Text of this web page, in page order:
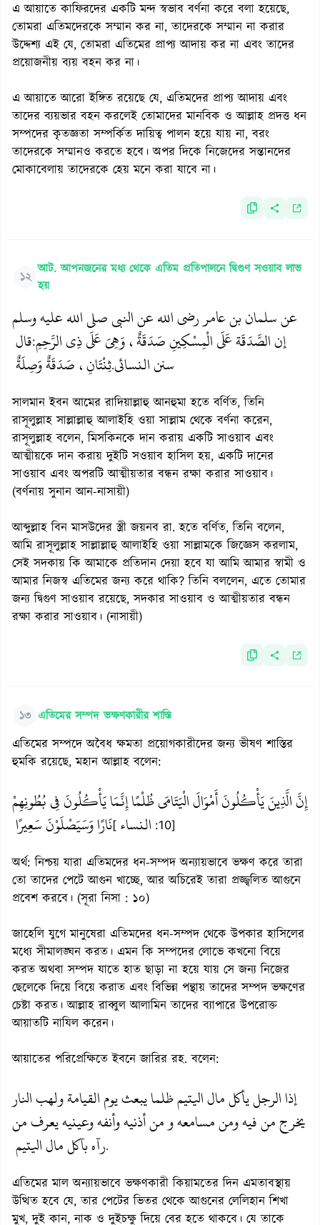
এ আয়াতে কাফিরদের একটি মন্দ স্বভাব বর্ণনা করে বলা হয়েছে,
তোমরা এতিমদেরকে সম্মান কর না, তাদেরকে সম্মান না করার
উদ্দেশ্য এই যে, তোমরা এতিমের প্রাপ্য আদায় কর না এবং তাদের
প্রয়োজনীয় ব্যয় বহন কর না।
এ আয়াতে আরো ইঙ্গিত রয়েছে যে, এতিমদের প্রাপ্য আদায় এবং
তাদের ব্যয়ভার বহন করলেই তোমাদের মানবিক ও আল্লাহ প্রদত্ত ধন
সম্পদের কৃতজ্ঞতা সম্পর্কিত দায়িত্ব পালন হয়ে যায় না, বরং
তাদেরকে সম্মানও করতে হবে। অপর দিকে নিজেদের সন্তানদের
মোকাবেলায় তাদেরকে হেয় মনে করা যাবে না।
১২
আট. আপনজনের মধ্য থেকে এতিম প্রতিপালনে দ্বিগুণ সওয়াব লাভ
হয়
عن سلمان بن عامر رضي الله عن النبي صلى الله عليه وسلم
قال:إن الصَّدَقَة عَلَى الْمِسْكِينِ صَدَقَةٌ، وَهِيَ عَلَى ذِي الرَّحِمِ
ثِنْتَانِ، صَدَقَةٌ وَصِلَةٌ.سنن النسائي
সালমান ইবন আমের রাদিয়াল্লাহু আনহুমা হতে বর্ণিত, তিনি
রাসূলুল্লাহ সাল্লাল্লাহু আলাইহি ওয়া সাল্লাম থেকে বর্ণনা করেন,
রাসূলুল্লাহ বলেন, মিসকিনকে দান করায় একটি সাওয়াব এবং
আত্মীয়কে দান করায় দুইটি সওয়াব হাসিল হয়, একটি দানের
সাওয়াব এবং অপরটি আত্মীয়তার বন্ধন রক্ষা করার সাওয়াব।
(বর্ণনায় সুনান আন-নাসায়ী)
আব্দুল্লাহ বিন মাসউদের স্ত্রী জয়নব রা. হতে বর্ণিত, তিনি বলেন,
আমি রাসূলুল্লাহ সাল্লাল্লাহু আলাইহি ওয়া সাল্লামকে জিজ্ঞেস করলাম,
সেই সদকায় কি আমাকে প্রতিদান দেয়া হবে যা আমি আমার স্বামী ও
আমার নিজস্ব এতিমের জন্য করে থাকি? তিনি বললেন, এতে তোমার
জন্য দ্বিগুণ সাওয়াব রয়েছে, সদকার সাওয়াব ও আত্মীয়তার বন্ধন
রক্ষা করার সাওয়াব। (নাসায়ী)
১৩ এতিমের সম্পদ ভক্ষণকারীর শাস্তি
এতিমের সম্পদে অবৈধ ক্ষমতা প্রয়োগকারীদের জন্য ভীষণ শাস্তির
হুমকি রয়েছে, মহান আল্লাহ বলেন:
إِنَّ الَّذِينَ يَأْكُلُونَ أَمْوَالَ الْيَتَامَى ظُلْمًا إِنَّمَا يَأْكُلُونَ فِي بُطُونِهِمْ
نَارًا وَسَيَصْلَوْنَ سَعِيرًا[ النساء :10]
অর্থ: নিশ্চয় যারা এতিমদের ধন-সম্পদ অন্যায়ভাবে ভক্ষণ করে তারা
তো তাদের পেটে আগুন খাচ্ছে, আর অচিরেই তারা প্রজ্জ্বলিত আগুনে
প্রবেশ করবে। (সূরা নিসা : ১০)
জাহেলি যুগে মানুষেরা এতিমদের ধন-সম্পদ থেকে উপকার হাসিলের
মধ্যে সীমালঙ্ঘন করত। এমন কি সম্পদের লোভে কখনো বিয়ে
করত অথবা সম্পদ যাতে হাত ছাড়া না হয়ে যায় সে জন্য নিজের
ছেলেকে দিয়ে বিয়ে করাত এবং বিভিন্ন পন্থায় তাদের সম্পদ ভক্ষণের
চেষ্টা করত। আল্লাহ রাব্বুল আলামিন তাদের ব্যাপারে উপরোক্ত
আয়াতটি নাযিল করেন।
আয়াতের পরিপ্রেক্ষিতে ইবনে জারির রহ. বলেন:
إذا الرجل يأكل مال اليتيم ظلما يبعث يوم القيامة ولهب النار
يخرج من فيه ومن مسامعه و من أذنيه وأنفه وعينيه يعرف من
رآه بآكل مال اليتيم.
এতিমের মাল অন্যায়ভাবে ভক্ষণকারী কিয়ামতের দিন এমতাবস্থায়
উত্থিত হবে যে, তার পেটের ভিতর থেকে আগুনের লেলিহান শিখা
মুখ, দুই কান, নাক ও দুইচক্ষু দিয়ে বের হতে থাকবে। যে তাকে